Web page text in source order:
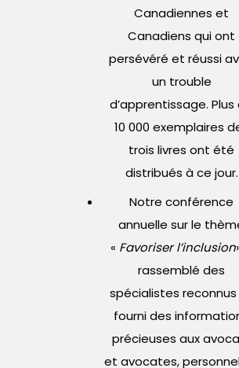
Canadiennes et
Canadiens qui ont
persévéré et réussi
un trouble
d’apprentissage. Plus
10 000 exemplaires
trois livres ont été
distribués à ce jour.
Notre conférence
annuelle sur le
« Favoriser l’inclusion
rassemblé des
spécialistes
fourni des
précieuses aux
et avocates,